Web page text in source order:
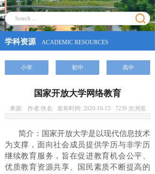
学科资源ACADEMIC RESOURCES
小学 初中 高中
国家开放大学网络教育
来源: 作者:佚名 发布时间: 2020-10-15 7239 次浏览
简介： 国家开放大学是以现代信息技术
为支撑，面向社会成员提供学历与非学历
继续教育服务，旨在促进教育机会公平、
优质教育资源共享、国民素质不断提高的